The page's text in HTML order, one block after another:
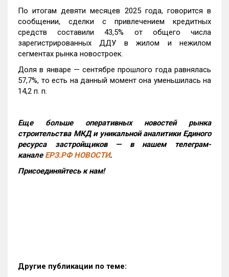
По итогам девяти месяцев 2025 года, говорится в
сообщении, сделки с привлечением кредитных
средств составили 43,5% от общего числа
зарегистрированных ДДУ в жилом и нежилом
сегментах рынка новостроек.
Доля в январе — сентябре прошлого года равнялась
57,7%, то есть на данный момент она уменьшилась на
14,2 п. п.
Еще больше оперативных новостей рынка
строительства МКД и уникальной аналитики Единого
ресурса застройщиков — в нашем телеграм-
канале ЕРЗ.РФ НОВОСТИ.
Присоединяйтесь к нам!
Другие публикации по теме: